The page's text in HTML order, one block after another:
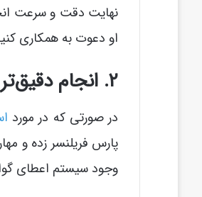
نهایت دقت و سرعت
او دعوت به همکاری
۲. انجام دقیق‌تر کارها
در صورتی که در مورد
پارس فریلنسر زده و
وجود سیستم اعطای